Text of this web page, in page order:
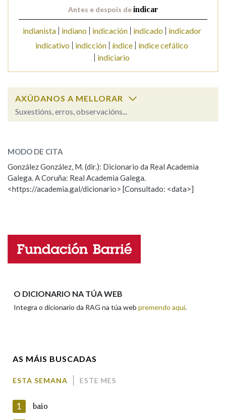
LIMPAR BUSCA
Antes e despois deindicar
indianista indiano indicación indicado
indicador
indicativo
indicción índice
índice cefálico
indiciario
AXÚDANOS A MELLORAR
Suxestións, erros, observacións...
ESCOLLE UNHA OPCIÓN:
Observación Hai un erro na palabra
Nome
MODO DE CITA
González González, M. (dir.): Dicionario da Real Academia
Galega. A Coruña: Real Academia Galega.
<https://academia.gal/dicionario> [Consultado: <data>]
O DICIONARIO NA TÚA WEB
Integra o dicionario da RAG na túa web premendo aquí.
AS MÁIS BUSCADAS
ESTA SEMANA ESTE MES
1 baio